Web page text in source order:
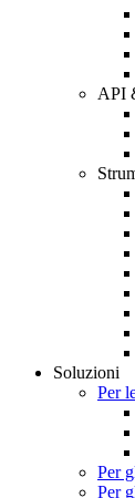
API
Soluzioni
Per
Per
Per